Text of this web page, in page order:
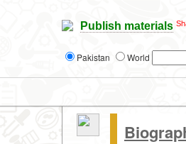
Publish materials
Pakistan World